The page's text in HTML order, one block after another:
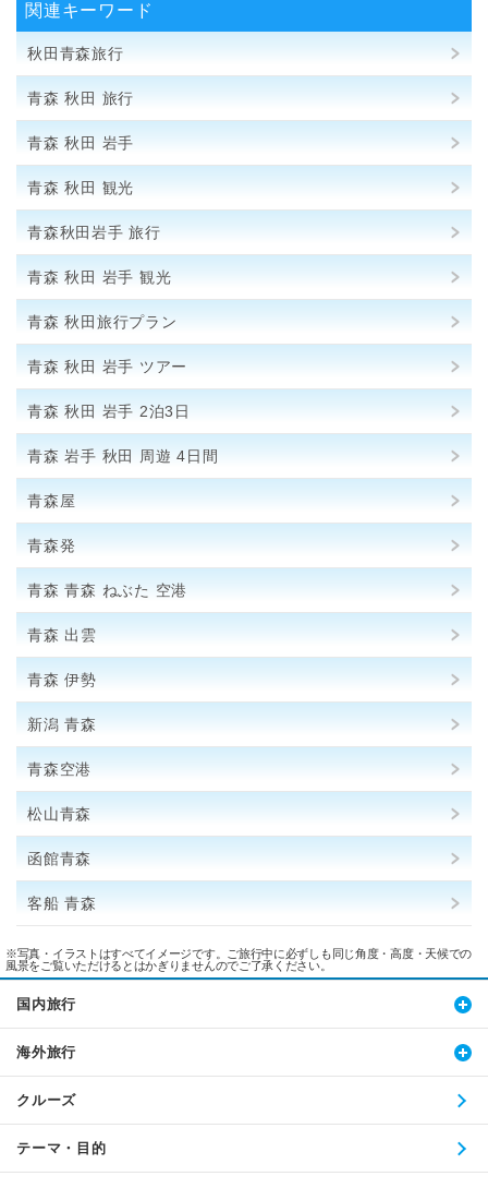
関連キーワード
秋田青森旅行
青森 秋田 旅行
青森 秋田 岩手
青森 秋田 観光
青森秋田岩手 旅行
青森 秋田 岩手 観光
青森 秋田旅行プラン
青森 秋田 岩手 ツアー
青森 秋田 岩手 2泊3日
青森 岩手 秋田 周遊 4日間
青森屋
青森発
青森 青森 ねぶた 空港
青森 出雲
青森 伊勢
新潟 青森
青森空港
松山青森
函館青森
客船 青森
※写真・イラストはすべてイメージです。ご旅行中に必ずしも同じ角度・高度・天候での
風景をご覧いただけるとはかぎりませんのでご了承ください。
国内旅行
海外旅行
クルーズ
テーマ・目的